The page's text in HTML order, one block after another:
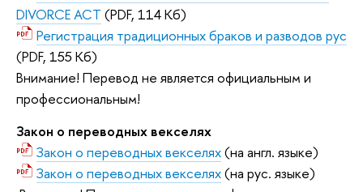
DIVORCE ACT (PDF, 114 Кб)
Регистрация традиционных браков и разводов рус
(PDF, 155 Кб)
Внимание! Перевод не является официальным и
профессиональным!
Закон о переводных векселях
Закон о переводных векселях(на англ. языке)
Закон о переводных векселях(на рус. языке)